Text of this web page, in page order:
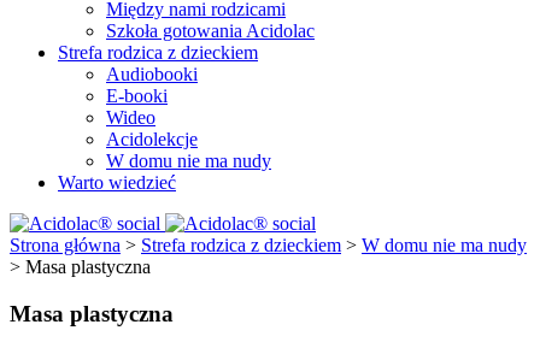
Między nami rodzicami
Szkoła gotowania Acidolac
Strefa rodzica z dzieckiem
Audiobooki
E-booki
Wideo
Acidolekcje
W domu nie ma nudy
Warto wiedzieć
Strona główna > Strefa rodzica z dzieckiem > W domu nie ma nudy
> Masa plastyczna
Masa plastyczna